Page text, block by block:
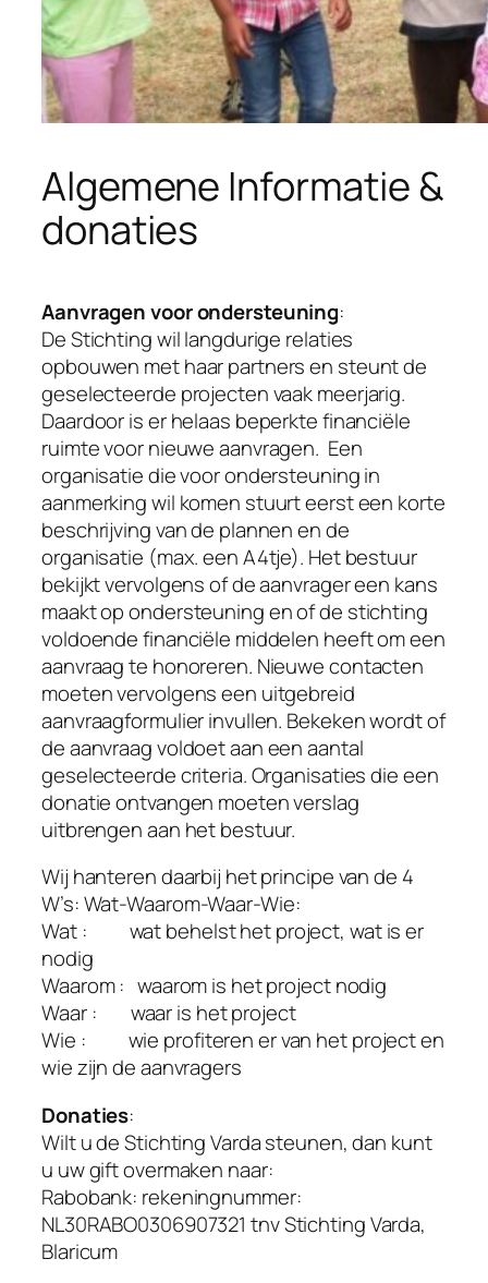
Algemene Informatie &
donaties
Aanvragen voor ondersteuning:
De Stichting wil langdurige relaties
opbouwen met haar partners en steunt de
geselecteerde projecten vaak meerjarig.
Daardoor is er helaas beperkte financiële
ruimte voor nieuwe aanvragen. Een
organisatie die voor ondersteuning in
aanmerking wil komen stuurt eerst een korte
beschrijving van de plannen en de
organisatie (max. een A4tje). Het bestuur
bekijkt vervolgens of de aanvrager een kans
maakt op ondersteuning en of de stichting
voldoende financiële middelen heeft om een
aanvraag te honoreren. Nieuwe contacten
moeten vervolgens een uitgebreid
aanvraagformulier invullen. Bekeken wordt of
de aanvraag voldoet aan een aantal
geselecteerde criteria. Organisaties die een
donatie ontvangen moeten verslag
uitbrengen aan het bestuur.
Wij hanteren daarbij het principe van de 4
W’s: Wat-Waarom-Waar-Wie:
Wat : wat behelst het project, wat is er
nodig
Waarom : waarom is het project nodig
Waar : waar is het project
Wie : wie profiteren er van het project en
wie zijn de aanvragers
Donaties:
Wilt u de Stichting Varda steunen, dan kunt
u uw gift overmaken naar:
Rabobank: rekeningnummer:
NL30RABO0306907321 tnv Stichting Varda,
Blaricum